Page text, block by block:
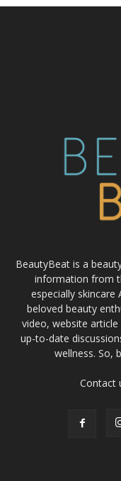
BeautyBeat is a
information from
especially
beloved beauty
video, website
up-to-date
wellness. So,
Contact